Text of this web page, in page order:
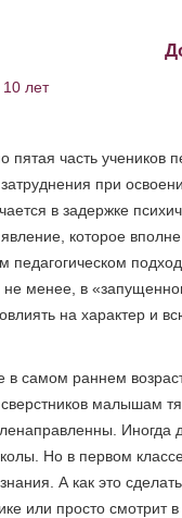
лет
пятая часть учеников
при
в задержке
которое
педагогическом
не менее, в
на характер и
самом раннем
малышам
Иногда
Но в первом
А как это
или просто смотрит